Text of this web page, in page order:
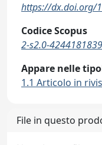
https://dx.doi.org/
Codice Scopus
2-s2.0-4244181839
Appare nelle
1.1 Articolo in
File in questo